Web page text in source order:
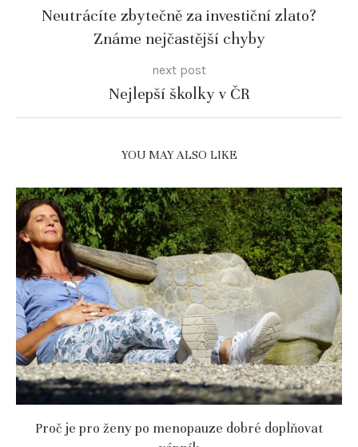
Neutrácíte zbytečně za investiční zlato?
Známe nejčastější chyby
next post
Nejlepší školky v ČR
YOU MAY ALSO LIKE
Proč je pro ženy po menopauze dobré doplňovat